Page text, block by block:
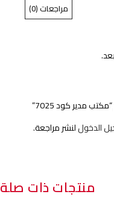
مراجعات (0)
مدير كود 7025”
الدخوللنشر مراجعة.
منتجات ذات صلة